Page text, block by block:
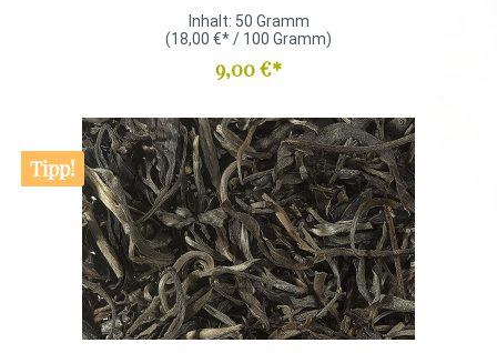
Inhalt: 50 Gramm
(18,00 €* / 100 Gramm)
9,00 €*
Tipp!